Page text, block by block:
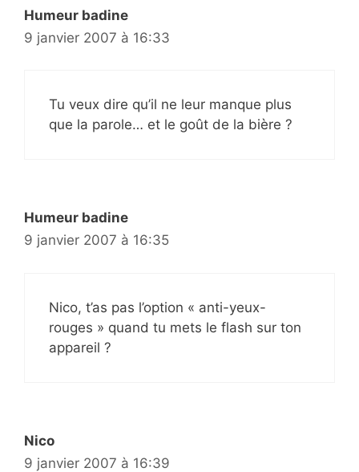
Humeur badine
9 janvier 2007 à 16:33
Tu veux dire qu’il ne leur manque plus
que la parole… et le goût de la bière ?
Humeur badine
9 janvier 2007 à 16:35
Nico, t’as pas l’option « anti-yeux-
rouges » quand tu mets le flash sur ton
appareil ?
Nico
9 janvier 2007 à 16:39